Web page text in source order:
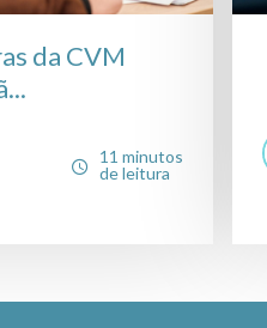
da CVM
11 minutos
de leitura